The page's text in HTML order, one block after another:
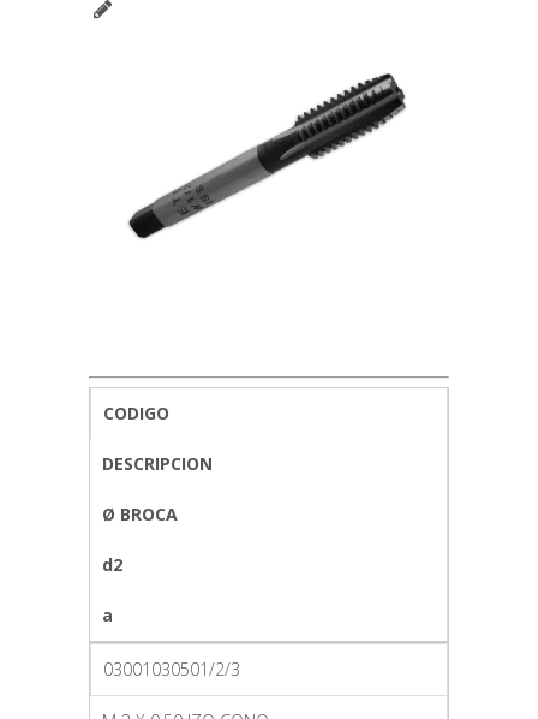
CODIGO
DESCRIPCION
Ø BROCA
d2
a
03001030501/2/3